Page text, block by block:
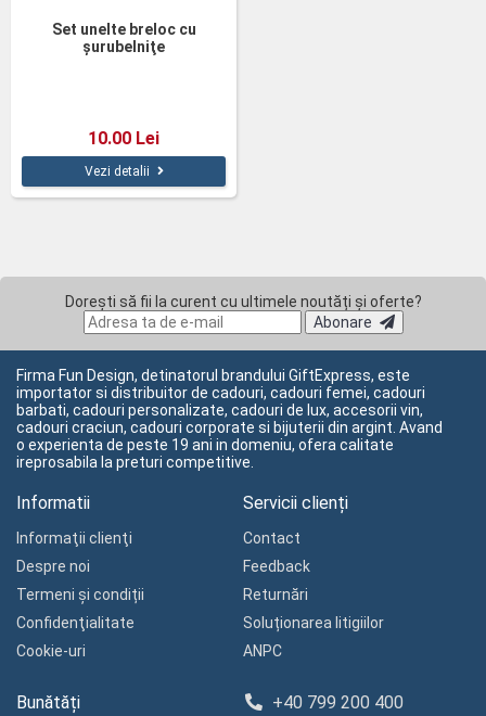
Set unelte breloc cu
şurubelniţe
10.00 Lei
Vezi detalii
Dorești să fii la curent cu ultimele noutăți și oferte?
Abonare
Firma Fun Design, detinatorul brandului GiftExpress, este
importator si distribuitor de cadouri, cadouri femei, cadouri
barbati, cadouri personalizate, cadouri de lux, accesorii vin,
cadouri craciun, cadouri corporate si bijuterii din argint. Avand
o experienta de peste 19 ani in domeniu, ofera calitate
ireprosabila la preturi competitive.
Informatii
Informaţii clienţi
Despre noi
Termeni și condiții
Confidenţialitate
Cookie-uri
Servicii clienți
Contact
Feedback
Returnări
Soluționarea litigiilor
ANPC
Bunătăți +40 799 200 400